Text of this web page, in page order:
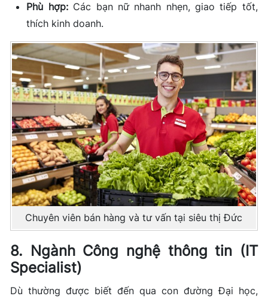
Phù hợp:Các bạn nữ nhanh nhẹn, giao tiếp tốt,
thích kinh doanh.
Chuyên viên bán hàng và tư vấn tại siêu thị Đức
8. Ngành Công nghệ thông tin (IT
Specialist)
Dù thường được biết đến qua con đường Đại học,